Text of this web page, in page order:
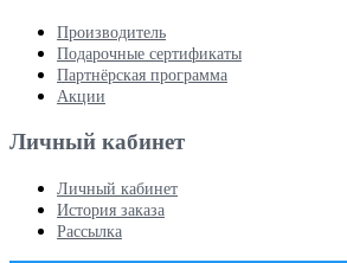
Производитель
Подарочные сертификаты
Партнёрская программа
Акции
Личный кабинет
Личный кабинет
История заказа
Рассылка